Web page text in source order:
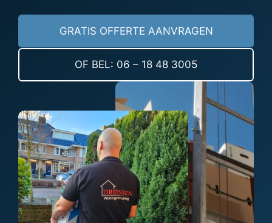
GRATIS OFFERTE AANVRAGEN
OF BEL: 06 – 18 48 3005